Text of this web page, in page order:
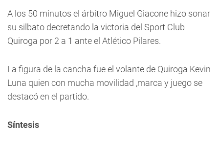
A los 50 minutos el árbitro Miguel Giacone hizo sonar
su silbato decretando la victoria del Sport Club
Quiroga por 2 a 1 ante el Atlético Pilares.
La figura de la cancha fue el volante de Quiroga Kevin
Luna quien con mucha movilidad ,marca y juego se
destacó en el partido.
Síntesis